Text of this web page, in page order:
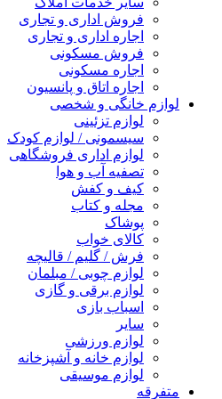
فروش اداری و تجاری
اجاره اداری و تجاری
فروش مسکونی
اجاره مسکونی
اجاره اتاق و پانسیون
لوازم خانگی و شخصی
لوازم تزئینی
سیسمونی / لوازم کودک
لوازم اداری فروشگاهی
تصفیه آب و هوا
کیف و کفش
مجله و کتاب
پوشاک
کالای خواب
فرش / گلیم / قالیچه
لوازم چوبی / مبلمان
لوازم برقی و گازی
اسباب بازی
سایر
لوازم ورزشی
لوازم خانه و آشپزخانه
لوازم موسیقی
متفرقه